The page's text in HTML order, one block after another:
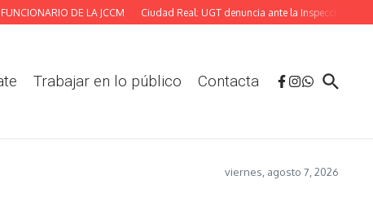
DE LA JCCM Ciudad Real: UGT denuncia ante la Inspección las
Trabajar en lo público Contacta
viernes, agosto 7, 2026